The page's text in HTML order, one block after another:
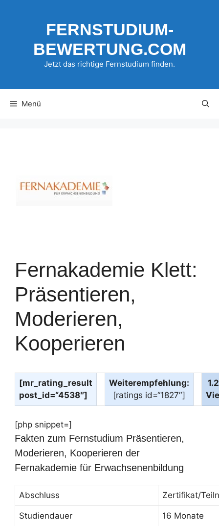
FERNSTUDIUM-
BEWERTUNG.COM
Jetzt das richtige Fernstudium finden.
Menü
Fernakademie Klett:
Präsentieren,
Moderieren,
Kooperieren
[mr_rating_result
post_id=“4538″]
Weiterempfehlung:
[ratings id=“1827″]
[php snippet=]
Fakten zum Fernstudium Präsentieren,
Moderieren, Kooperieren der
Fernakademie für Erwachsenenbildung
Abschluss Zertifikat/
Studiendauer 16 Monate